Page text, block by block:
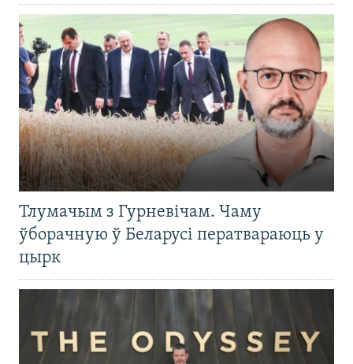
Тлумачым з Гурневічам. Чаму
ўборачную ў Беларусі ператвараюць у
цырк